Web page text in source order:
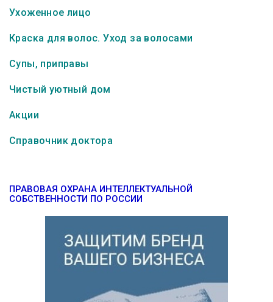
Ухоженное лицо
Краска для волос. Уход за волосами
Супы, приправы
Чистый уютный дом
Акции
Справочник доктора
ПРАВОВАЯ ОХРАНА ИНТЕЛЛЕКТУАЛЬНОЙ
СОБСТВЕННОСТИ ПО РОССИИ